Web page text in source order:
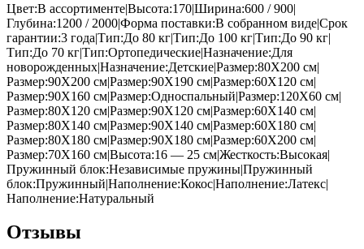
Цвет:В ассортименте|Высота:170|Ширина:600 / 900|
Глубина:1200 / 2000|Форма поставки:В собранном виде|Срок
гарантии:3 года|Тип:До 80 кг|Тип:До 100 кг|Тип:До 90 кг|
Тип:До 70 кг|Тип:Ортопедические|Назначение:Для
новорожденных|Назначение:Детские|Размер:80Х200 см|
Размер:90Х200 см|Размер:90Х190 см|Размер:60Х120 см|
Размер:90Х160 см|Размер:Односпальный|Размер:120Х60 см|
Размер:80Х120 см|Размер:90Х120 см|Размер:60Х140 см|
Размер:80Х140 см|Размер:90Х140 см|Размер:60Х180 см|
Размер:80Х180 см|Размер:90Х180 см|Размер:60Х200 см|
Размер:70Х160 см|Высота:16 — 25 см|Жесткость:Высокая|
Пружинный блок:Независимые пружины|Пружинный
блок:Пружинный|Наполнение:Кокос|Наполнение:Латекс|
Наполнение:Натуральный
Отзывы